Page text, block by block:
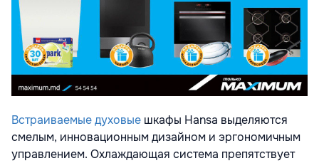
Встраиваемые духовые шкафы Hansa выделяются
смелым, инновационным дизайном и эргономичным
управлением. Охлаждающая система препятствует